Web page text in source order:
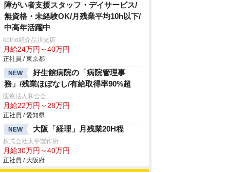
障がい者支援スタッフ・デイサービス/
無資格・未経験OK/月残業平均10h以下/
中高年活躍中
kotrio紹介品川支店
月給24万円～40万円
正社員 / 東京都
NEW
好生館病院の「病院管理事
務」/残業ほぼなし/有給取得率90%超
医療法人和合会
月給22万円～28万円
正社員 / 愛知県
NEW
大阪「経理」月残業20H程
株式会社太平製作所
月給30万円～40万円
正社員 / 大阪府